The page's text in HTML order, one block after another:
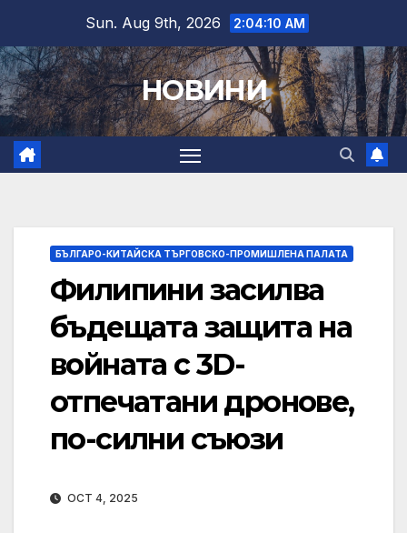
content
Sun. Aug 9th, 2026 2:04:11 AM
НОВИНИ
БЪЛГАРО-КИТАЙСКА ТЪРГОВСКО-ПРОМИШЛЕНА ПАЛАТА
Филипини засилва
бъдещата защита на
войната с 3D-
отпечатани дронове,
по-силни съюзи
OCT 4, 2025